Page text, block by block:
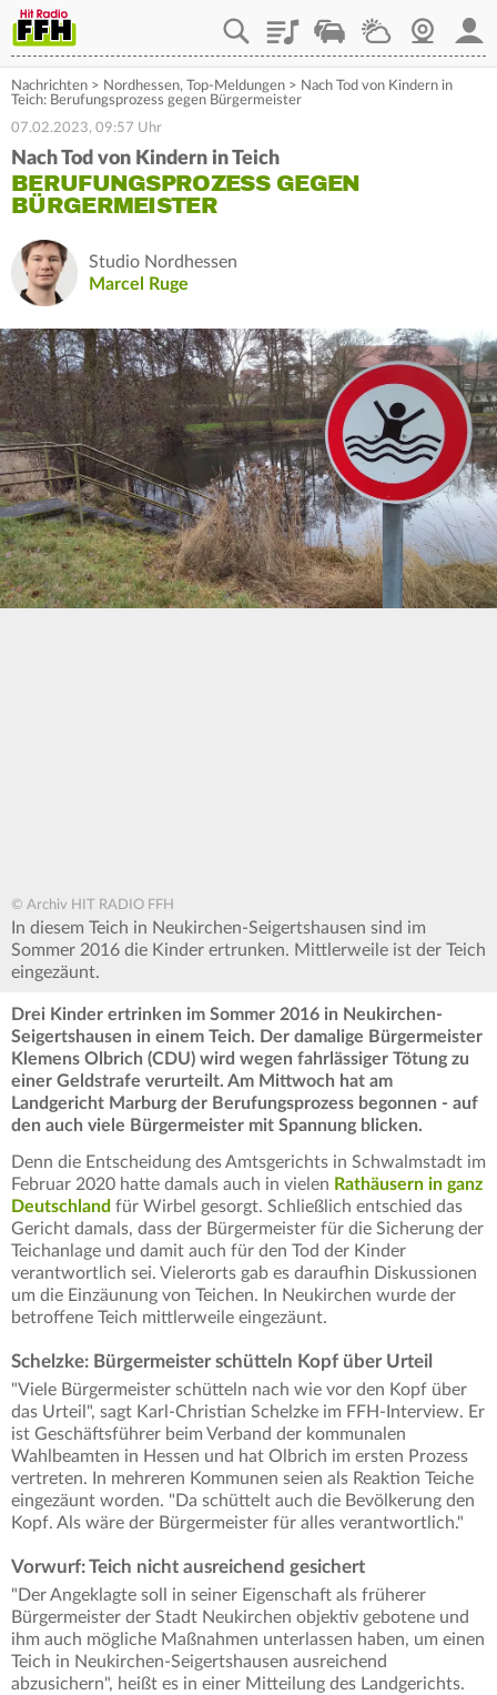
PlaylistStaupilotWetterWebcam
Nachrichten > Nordhessen, Top-Meldungen > Nach Tod von Kindern in
Teich: Berufungsprozess gegen Bürgermeister
07.02.2023, 09:57 Uhr
Nach Tod von Kindern in Teich
BERUFUNGSPROZESS GEGEN
BÜRGERMEISTER
Studio Nordhessen
Marcel Ruge
© Archiv HIT RADIO FFH
In diesem Teich in Neukirchen-Seigertshausen sind im
Sommer 2016 die Kinder ertrunken. Mittlerweile ist der Teich
eingezäunt.
Drei Kinder ertrinken im Sommer 2016 in Neukirchen-
Seigertshausen in einem Teich. Der damalige Bürgermeister
Klemens Olbrich (CDU) wird wegen fahrlässiger Tötung zu
einer Geldstrafe verurteilt. Am Mittwoch hat am
Landgericht Marburg der Berufungsprozess begonnen - auf
den auch viele Bürgermeister mit Spannung blicken.
Denn die Entscheidung des Amtsgerichts in Schwalmstadt im
Februar 2020 hatte damals auch in vielen Rathäusern in ganz
Deutschland für Wirbel gesorgt. Schließlich entschied das
Gericht damals, dass der Bürgermeister für die Sicherung der
Teichanlage und damit auch für den Tod der Kinder
verantwortlich sei. Vielerorts gab es daraufhin Diskussionen
um die Einzäunung von Teichen. In Neukirchen wurde der
betroffene Teich mittlerweile eingezäunt.
Schelzke: Bürgermeister schütteln Kopf über Urteil
"Viele Bürgermeister schütteln nach wie vor den Kopf über
das Urteil", sagt Karl-Christian Schelzke im FFH-Interview. Er
ist Geschäftsführer beim Verband der kommunalen
Wahlbeamten in Hessen und hat Olbrich im ersten Prozess
vertreten. In mehreren Kommunen seien als Reaktion Teiche
eingezäunt worden. "Da schüttelt auch die Bevölkerung den
Kopf. Als wäre der Bürgermeister für alles verantwortlich."
Vorwurf: Teich nicht ausreichend gesichert
"Der Angeklagte soll in seiner Eigenschaft als früherer
Bürgermeister der Stadt Neukirchen objektiv gebotene und
ihm auch mögliche Maßnahmen unterlassen haben, um einen
Teich in Neukirchen-Seigertshausen ausreichend
abzusichern", heißt es in einer Mitteilung des Landgerichts.